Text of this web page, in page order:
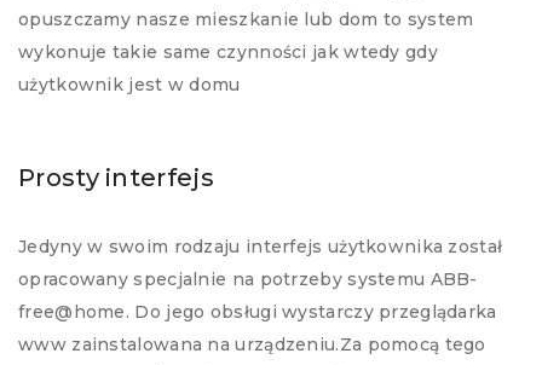
opuszczamy nasze mieszkanie lub dom to system
wykonuje takie same czynności jak wtedy gdy
użytkownik jest w domu
Prosty interfejs
Jedyny w swoim rodzaju interfejs użytkownika został
opracowany specjalnie na potrzeby systemu ABB-
free@home. Do jego obsługi wystarczy przeglądarka
www zainstalowana na urządzeniu.Za pomocą tego